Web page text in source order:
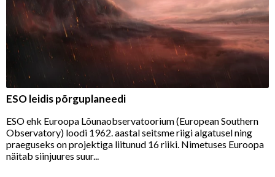
ESO leidis põrguplaneedi
ESO ehk Euroopa Lõunaobservatoorium (European Southern
Observatory) loodi 1962. aastal seitsme riigi algatusel ning
praeguseks on projektiga liitunud 16 riiki. Nimetuses Euroopa
näitab siinjuures suur...